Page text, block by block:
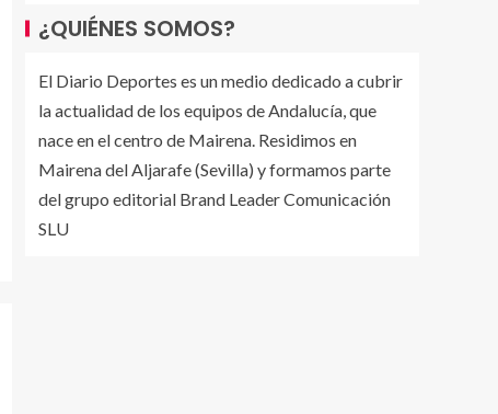
¿QUIÉNES SOMOS?
El Diario Deportes es un medio dedicado a cubrir
la actualidad de los equipos de Andalucía, que
nace en el centro de Mairena. Residimos en
Mairena del Aljarafe (Sevilla) y formamos parte
del grupo editorial Brand Leader Comunicación
SLU